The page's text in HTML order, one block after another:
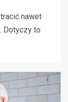
nawet
Dotyczy to